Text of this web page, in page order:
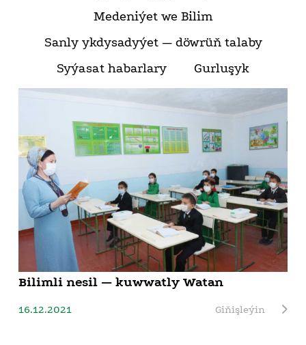
Medeniýet we Bilim
Sanly ykdysadyýet — döwrüň talaby
Syýasat habarlary
Gurluşyk
Bilimli nesil — kuwwatly Watan
16.12.2021 Giňişleýin